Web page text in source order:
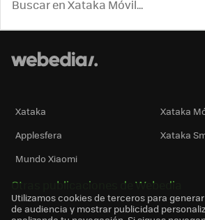
Xataka
Xataka
Applesfera
Xataka
Mundo Xiaomi
Otras publicaciones de Webedia
Utilizamos cookies de terceros para
de audiencia y mostrar publicidad